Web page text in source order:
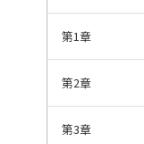
第1章
第2章
第3章